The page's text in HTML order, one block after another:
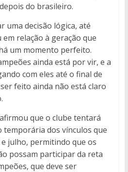
do brasileiro.
uma decisão lógica, até
relação à geração que
um momento perfeito.
ainda está por vir, e a
com eles até o final de
feito ainda não está claro
que o clube tentará
temporária dos vínculos que
julho, permitindo que os
possam participar da reta
que deve ser